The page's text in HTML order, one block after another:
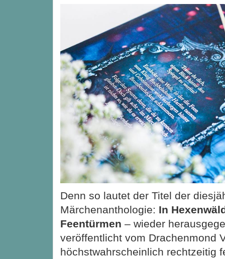
Denn so lautet der Titel der
Märchenanthologie: In
Feentürmen – wieder
veröffentlicht vom Drachenmond
höchstwahrscheinlich rechtzeitig